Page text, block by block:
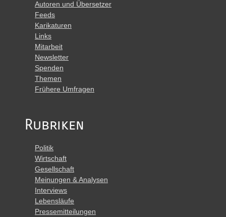
Autoren und Übersetzer
Feeds
Karikaturen
Links
Mitarbeit
Newsletter
Spenden
Themen
Frühere Umfragen
Rubriken
Politik
Wirtschaft
Gesellschaft
Meinungen & Analysen
Interviews
Lebensläufe
Pressemitteilungen